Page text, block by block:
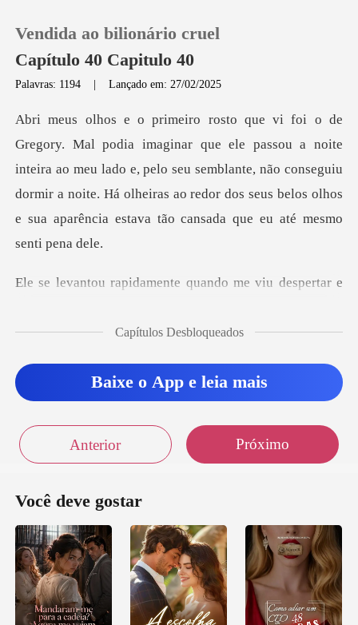
0
Vendida ao bilionário cruel
Capítulo 40 Capitulo 40
Palavras: 1194 |Lançado em: 27/02/2025
noite
inteira ao meu lado e, pelo seu semblante, não conseguiu
dormir a noite. Há olheiras ao
amente quando me viu
Capítulos Desbloqueados
Baixe o App e leia mais
Anterior Próximo
Você deve gostar